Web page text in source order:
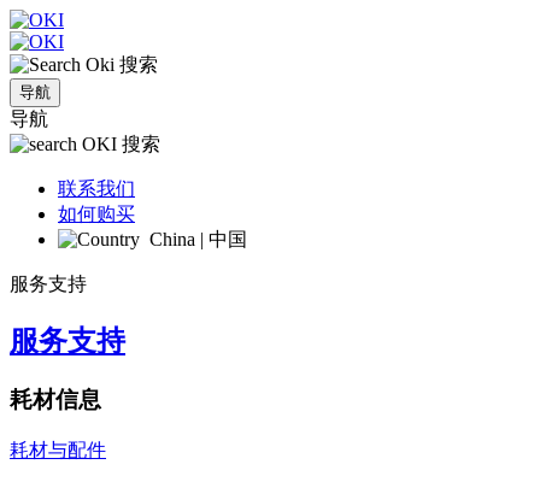
搜索
导航
导航
搜索
联系我们
如何购买
China | 中国
服务支持
服务支持
耗材信息
耗材与配件